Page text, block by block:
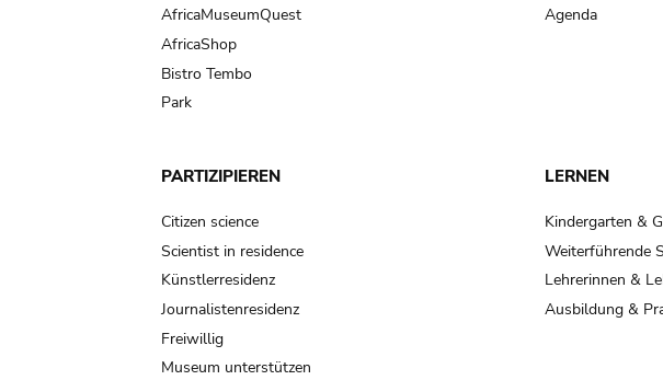
AfricaMuseumQuest
AfricaShop
Bistro Tembo
Park
Agenda
PARTIZIPIEREN
Citizen science
Scientist in residence
Künstlerresidenz
Journalistenresidenz
Freiwillig
Museum unterstützen
LERNEN
Kindergarten &
Weiterführende
Lehrerinnen &
Ausbildung &